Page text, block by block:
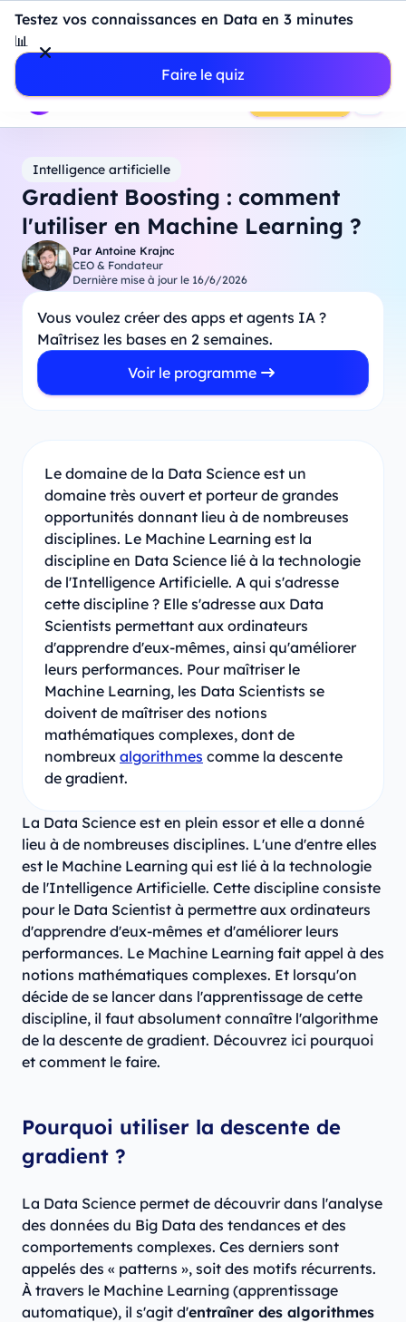
Testez vos connaissances en Data en 3 minutes
📊
Faire le quiz
Introduction à Power BI : construisez votre premier
dashboard de A à Z
- Mardi 11
18h00
Professionnels
Étudiants Parents Entreprises
Prendre RDV
Intelligence artificielle
Gradient Boosting : comment
l'utiliser en Machine Learning ?
Par Antoine Krajnc
CEO & Fondateur
Dernière mise à jour le 16/6/2026
Vous voulez créer des apps et agents IA ?
Maîtrisez les bases en 2 semaines.
Voir le programme
Le domaine de la Data Science est un
domaine très ouvert et porteur de grandes
opportunités donnant lieu à de nombreuses
disciplines. Le Machine Learning est la
discipline en Data Science lié à la technologie
de l'Intelligence Artificielle. A qui s'adresse
cette discipline ? Elle s'adresse aux Data
Scientists permettant aux ordinateurs
d'apprendre d'eux-mêmes, ainsi qu'améliorer
leurs performances. Pour maîtriser le
Machine Learning, les Data Scientists se
doivent de maîtriser des notions
mathématiques complexes, dont de
nombreux algorithmes comme la descente
de gradient.
La Data Science est en plein essor et elle a donné
lieu à de nombreuses disciplines. L'une d'entre elles
est le Machine Learning qui est lié à la technologie
de l'Intelligence Artificielle. Cette discipline consiste
pour le Data Scientist à permettre aux ordinateurs
d'apprendre d'eux-mêmes et d'améliorer leurs
performances. Le Machine Learning fait appel à des
notions mathématiques complexes. Et lorsqu'on
décide de se lancer dans l'apprentissage de cette
discipline, il faut absolument connaître l'algorithme
de la descente de gradient. Découvrez ici pourquoi
et comment le faire.
Pourquoi utiliser la descente de
gradient ?
La Data Science permet de découvrir dans l'analyse
des données du Big Data des tendances et des
comportements complexes. Ces derniers sont
appelés des « patterns », soit des motifs récurrents.
À travers le Machine Learning (apprentissage
automatique), il s'agit d'entraîner des algorithmes